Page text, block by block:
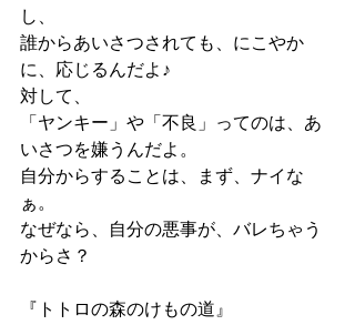
し、
誰からあいさつされても、にこやか
に、応じるんだよ♪
対して、
「ヤンキー」や「不良」ってのは、あ
いさつを嫌うんだよ。
自分からすることは、まず、ナイな
ぁ。
なぜなら、自分の悪事が、バレちゃう
からさ？
『トトロの森のけもの道』